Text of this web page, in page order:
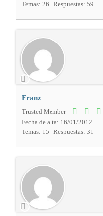
Temas: 26
Respuestas: 59
Franz
Trusted Member
Fecha de alta: 16/01/2012
Temas: 15
Respuestas: 31